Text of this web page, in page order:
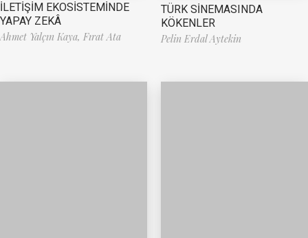
İLETİŞİM EKOSİSTEMİNDE
YAPAY ZEKÂ
Ahmet Yalçın Kaya, Fırat Ata
TÜRK SİNEMASINDA
KÖKENLER
Pelin Erdal Aytekin